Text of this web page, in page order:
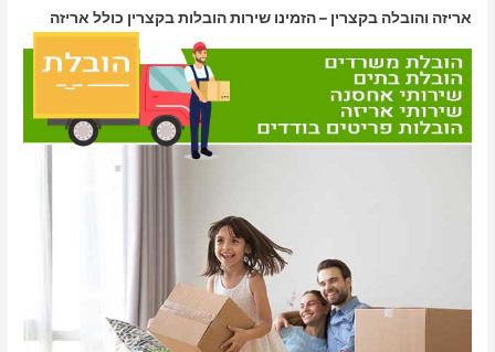
אריזה והובלה בקצרין – הזמינו שירות הובלות בקצרין כולל אריזה